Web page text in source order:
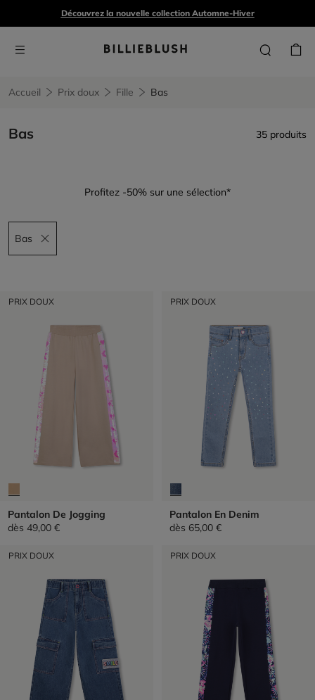
Découvrez la nouvelle collection Automne-Hiver
Accueil Prix doux Fille Bas
Bas 35 produits
Profitez -50% sur une sélection*
Bas
Remove filter Bas
PRIX DOUX
Pantalon De Jogging
dès 49,00 €
PRIX DOUX
Pantalon En Denim
dès 65,00 €
PRIX DOUX PRIX DOUX